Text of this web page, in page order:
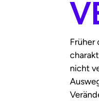
Früher
nicht